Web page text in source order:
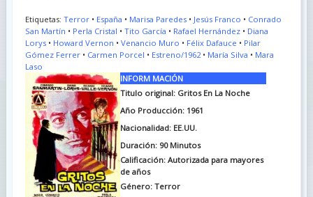
Etiquetas: Terror• España • Marisa Paredes• Jesús Franco • Conrado
San Martín • Perla Cristal • Tito García • Rafael Hernández• Diana
Lorys• Howard Vernon • Venancio Muro • Félix Dafauce • Pilar
Gómez Ferrer• Carmen Porcel • Estreno/1962• María Silva • Mara
Laso
INFORM MACIÓN
Titulo original: Gritos En La Noche
Año Producción: 1961
Nacionalidad: EE.UU.
Duración: 90 Minutos
Calificación: Autorizada para mayores
de años
Género: Terror